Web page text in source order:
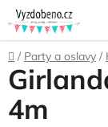
Přejít
na
obsah
Domů
/ Party a oslavy /
4m